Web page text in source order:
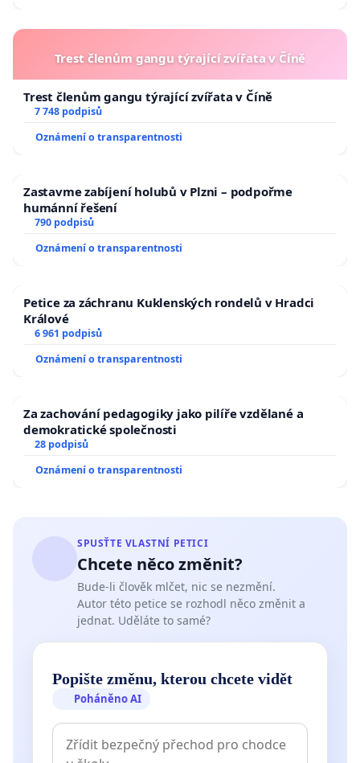
Trest členům gangu týrající zvířata v Číně
Trest členům gangu týrající zvířata v Číně
7 748 podpisů
Oznámení o transparentnosti
Zastavme zabíjení holubů v Plzni – podpořme
humánní řešení
790 podpisů
Oznámení o transparentnosti
Petice za záchranu Kuklenských rondelů v Hradci
Králové
6 961 podpisů
Oznámení o transparentnosti
Za zachování pedagogiky jako pilíře vzdělané a
demokratické společnosti
28 podpisů
Oznámení o transparentnosti
SPUSŤTE VLASTNÍ PETICI
Chcete něco změnit?
Bude-li člověk mlčet, nic se nezmění.
Autor této petice se rozhodl něco změnit a
jednat. Uděláte to samé?
Popište změnu, kterou chcete vidět
Poháněno AI